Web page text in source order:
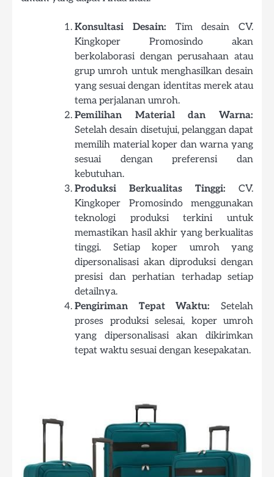
Konsultasi Desain: Tim desain CV.
Kingkoper Promosindo akan
berkolaborasi dengan perusahaan atau
grup umroh untuk menghasilkan desain
yang sesuai dengan identitas merek atau
tema perjalanan umroh.
Pemilihan Material dan Warna:
Setelah desain disetujui, pelanggan dapat
memilih material koper dan warna yang
sesuai dengan preferensi dan
kebutuhan.
Produksi Berkualitas Tinggi: CV.
Kingkoper Promosindo menggunakan
teknologi produksi terkini untuk
memastikan hasil akhir yang berkualitas
tinggi. Setiap koper umroh yang
dipersonalisasi akan diproduksi dengan
presisi dan perhatian terhadap setiap
detailnya.
Pengiriman Tepat Waktu: Setelah
proses produksi selesai, koper umroh
yang dipersonalisasi akan dikirimkan
tepat waktu sesuai dengan kesepakatan.